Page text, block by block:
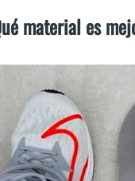
material es